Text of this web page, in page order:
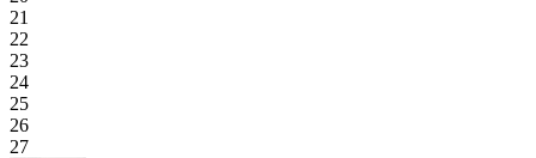
21
22
23
24
25
26
27